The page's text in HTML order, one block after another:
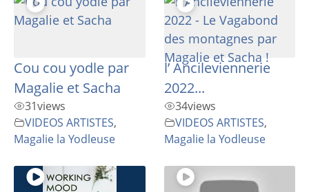
Cou cou yodle par
Magalie et Sacha
31views
VIDEOS ARTISTES,
Magalie la Yodleuse
l’ Ancileviennerie
2022...
34views
VIDEOS ARTISTES,
Magalie la Yodleuse